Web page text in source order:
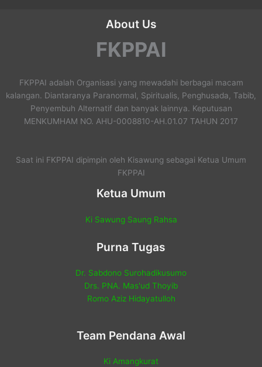
About Us
FKPPAI
FKPPAI adalah Organisasi yang mewadahi berbagai macam
kalangan. Diantaranya Paranormal, Spiritualis, Penghusada, Tabib,
Penyembuh Alternatif dan banyak lainnya. Keputusan
MENKUMHAM NO. AHU-0008810-AH.01.07 TAHUN 2017
Saat ini FKPPAI dipimpin oleh Kisawung sebagai Ketua Umum
FKPPAI
Ketua Umum
Ki Sawung Saung Rahsa
Purna Tugas
Dr. Sabdono Surohadikusumo
Drs. PNA. Mas'ud Thoyib
Romo Aziz Hidayatulloh
Team Pendana Awal
Ki Amangkurat